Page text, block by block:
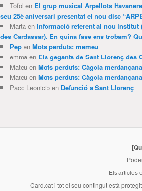
Tofol en El grup musical Arpellots
seu 25è aniversari presentat el nou disc
Martaen Informació referent al nou Institut
des Cardassar). En quina fase ens trobam?
Pepen Mots perduts: memeu
emmaen Els gegants de Sant Llorenç des
Mateuen Mots perduts: Càgola merdançana
Mateuen Mots perduts: Càgola merdançana
Paco Leonicioen Defunció a Sant Llorenç
Els articles
Card.cati tot el seu contingut està